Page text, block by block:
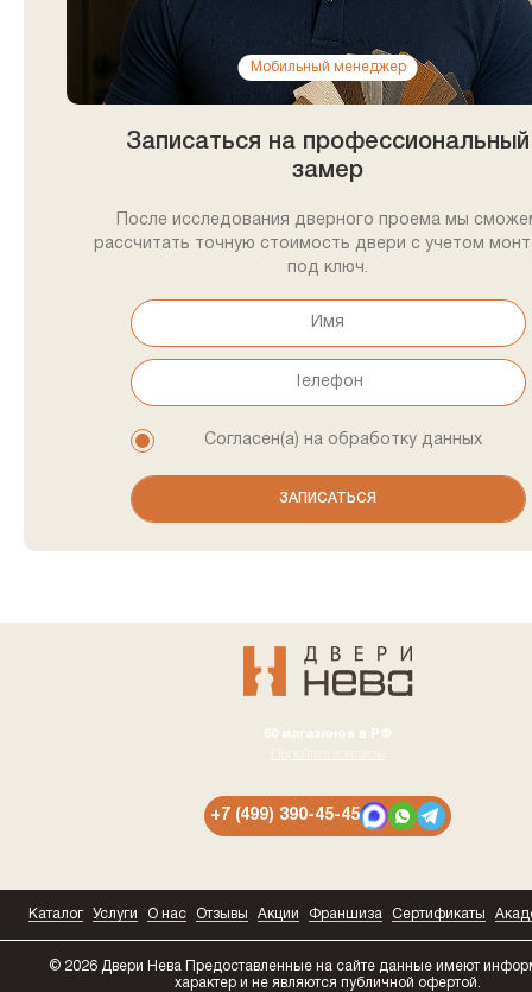
Мобильный менеджер
Записаться на профессиональный
замер
После исследования дверного проема мы
рассчитать точную стоимость двери с учетом
под ключ.
Согласен(а) на обработку данных
60 магазинов в РФ
+7 (499) 390-45-45
Каталог Услуги О нас Отзывы Акции Франшиза Сертификаты
© 2026 Двери НеваПредоставленные на сайте данные имеют
характер и не являются публичной офертой.